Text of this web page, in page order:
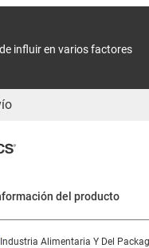
influir en varios factores
del producto
Industria Alimentaria Y Del